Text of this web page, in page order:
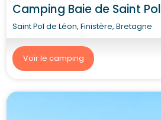
Camping Baie de Saint Pol
Saint Pol de Léon, Finistère, Bretagne
Voir le camping